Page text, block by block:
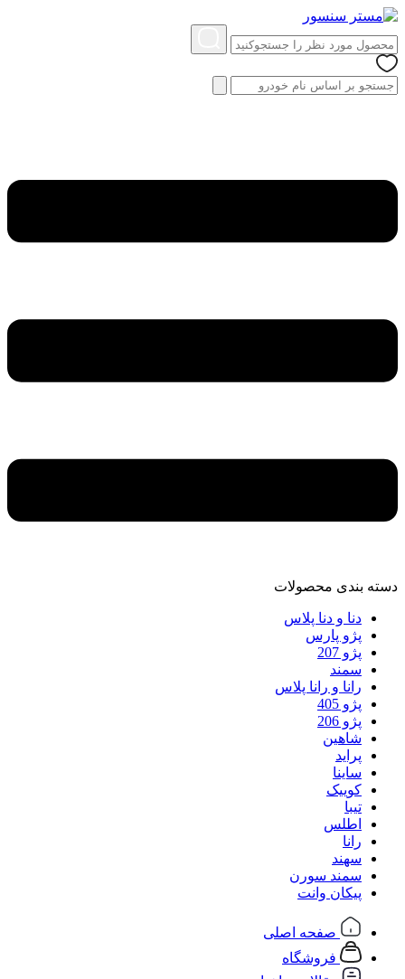
دسته‌ بندی محصولات
دنا و دنا پلاس
پژو پارس
پژو 207
سمند
رانا و رانا پلاس
پژو 405
پژو 206
شاهین
پراید
ساینا
کوییک
تیبا
اطلس
رانا
سهند
سمند سورن
پیکان وانت
صفحه اصلی
فروشگاه